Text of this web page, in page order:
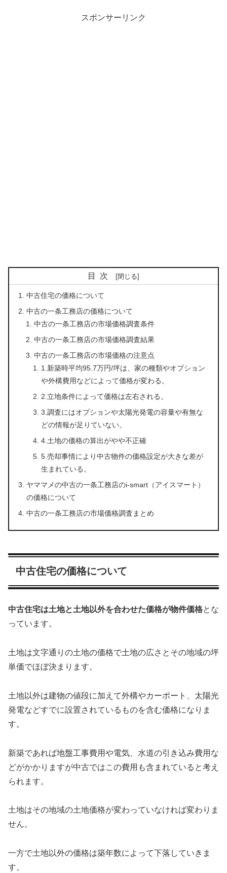
スポンサーリンク
目次
中古住宅の価格について
中古の一条工務店の価格について
中古の一条工務店の市場価格調査条件
中古の一条工務店の市場価格調査結果
中古の一条工務店の市場価格の注意点
1.新築時平均95.7万円/坪は、家の種類やオプション
や外構費用などによって価格が変わる。
2.立地条件によって価格は左右される。
3.調査にはオプションや太陽光発電の容量や有無な
どの情報が足りていない。
4.土地の価格の算出がやや不正確
5.売却事情により中古物件の価格設定が大きな差が
生まれている。
ヤママメの中古の一条工務店のi-smart（アイスマート）
の価格について
中古の一条工務店の市場価格調査まとめ
中古住宅の価格について
中古住宅は土地と土地以外を合わせた価格が物件価格とな
っています。
土地は文字通りの土地の価格で土地の広さとその地域の坪
単価でほぼ決まります。
土地以外は建物の値段に加えて外構やカーポート、太陽光
発電などすでに設置されているものを含む価格になりま
す。
新築であれば地盤工事費用や電気、水道の引き込み費用な
どがかかりますが中古ではこの費用も含まれていると考え
られます。
土地はその地域の土地価格が変わっていなければ変わりま
せん。
一方で土地以外の価格は築年数によって下落していきま
す。